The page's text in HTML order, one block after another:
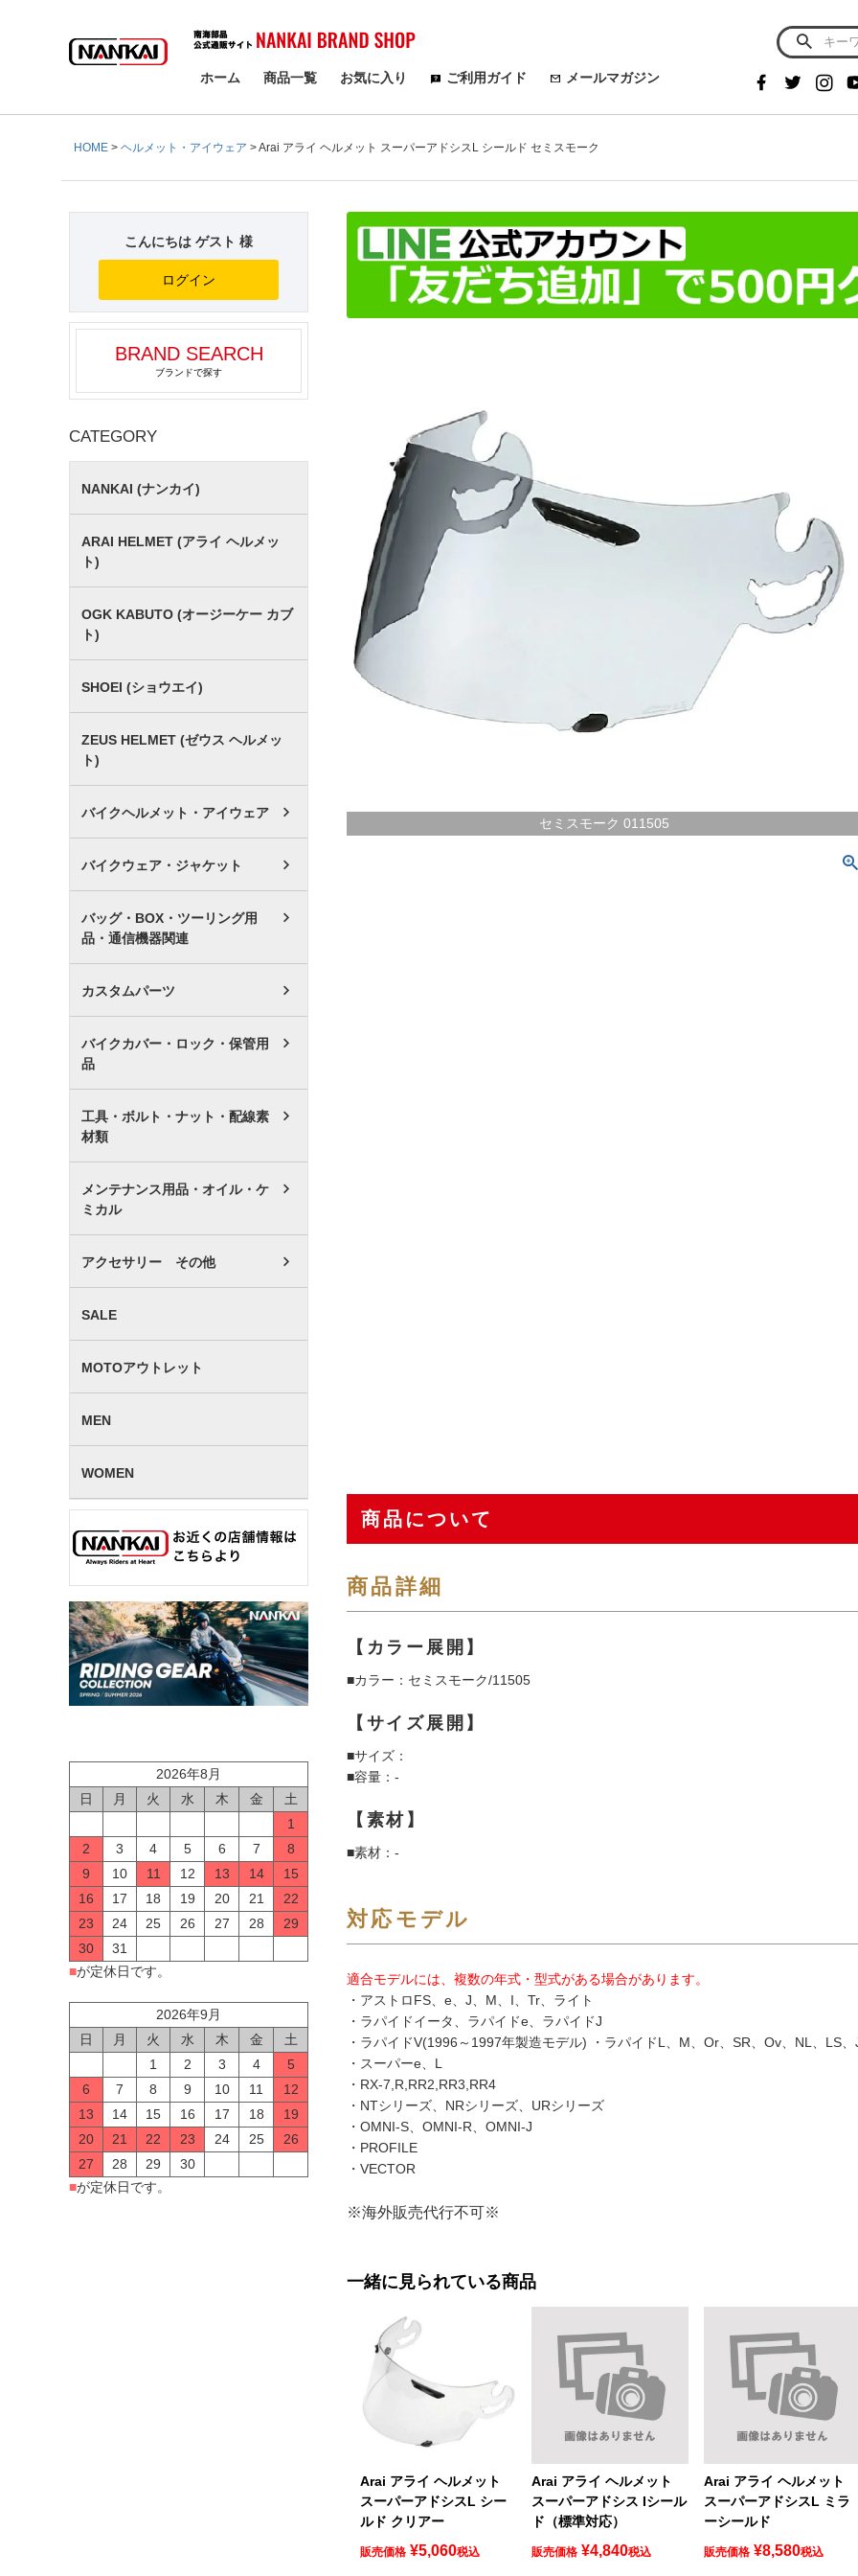
検索
ホーム 商品一覧 お気に入り ご利用ガイド メールマガジン
HOME ヘルメット・アイウェア Arai アライ ヘルメット スーパーアドシスL シールド セミスモーク
こんにちは ゲスト 様
ログイン
BRAND SEARCH
ブランドで探す
CATEGORY
NANKAI (ナンカイ)
ARAI HELMET (アライ ヘルメッ
ト)
OGK KABUTO (オージーケー カブ
ト)
SHOEI (ショウエイ)
ZEUS HELMET (ゼウス ヘルメッ
ト)
バイクヘルメット・アイウェア
バイクウェア・ジャケット
バッグ・BOX・ツーリング用
品・通信機器関連
カスタムパーツ
バイクカバー・ロック・保管用
品
工具・ボルト・ナット・配線素
材類
メンテナンス用品・オイル・ケ
ミカル
アクセサリー その他
SALE
MOTOアウトレット
MEN
WOMEN
2026年8月
日
月 火 水 木 金
土
1
2
3 4 5 6 7
8
9
10 11 12 13 14
15
16
17 18 19 20 21
22
23
24 25 26 27 28
29
30
31
■が定休日です。
2026年9月
日
月 火 水 木 金
土
1
2 3 4
5
6
7 8 9 10 11
12
13
14 15 16 17 18
19
20
21 22 23 24 25
26
27
28 29
30
■が定休日です。
セミスモーク 011505
商品について
商品詳細
【カラー展開】
■カラー：セミスモーク/11505
【サイズ展開】
■サイズ：
■容量：-
【素材】
■素材：-
対応モデル
適合モデルには、複数の年式・型式がある場合があります。
・アストロFS、e、J、M、I、Tr、ライト
・ラパイドイータ、ラパイドe、ラパイドJ
・ラパイドV(1996～1997年製造モデル) ・ラパイドL、M、Or、SR、Ov、NL、LS、
・スーパーe、L
・RX-7,R,RR2,RR3,RR4
・NTシリーズ、NRシリーズ、URシリーズ
・OMNI-S、OMNI-R、OMNI-J
・PROFILE
・VECTOR
※海外販売代行不可※
一緒に見られている商品
Arai アライ ヘルメット
スーパーアドシスL シー
ルド クリアー
販売価格 ¥5,060税込
Arai アライ ヘルメット
スーパーアドシス Iシール
ド（標準対応）
販売価格 ¥4,840税込
Arai アライ ヘルメット
スーパーアドシスL ミラ
ーシールド
販売価格 ¥8,580税込